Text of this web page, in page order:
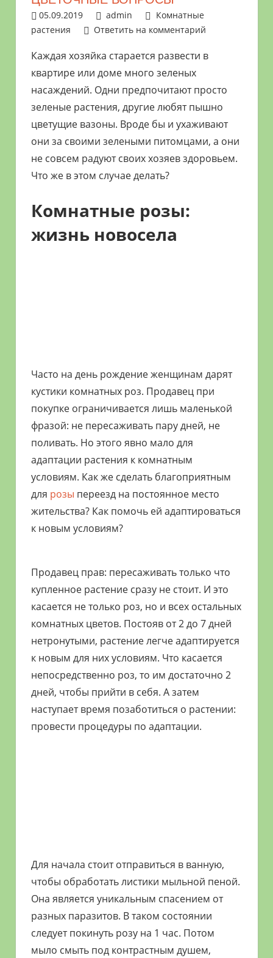
растениями
Поможем
обустройстве
дачного
участка
выращивании
богатого
05.09.2019 admin
Комнатные
растения
Ответить на комментарий
Каждая хозяйка старается развести в
квартире или доме много зеленых
насаждений. Одни предпочитают просто
зеленые растения, другие любят пышно
цветущие вазоны. Вроде бы и ухаживают
они за своими зелеными питомцами, а они
не совсем радуют своих хозяев здоровьем.
Что же в этом случае делать?
Комнатные розы:
жизнь новосела
Часто на день рождение женщинам дарят
кустики комнатных роз. Продавец при
покупке ограничивается лишь маленькой
фразой: не пересаживать пару дней, не
поливать. Но этого явно мало для
адаптации растения к комнатным
условиям. Как же сделать благоприятным
для розы переезд на постоянное место
жительства? Как помочь ей адаптироваться
к новым условиям?
Продавец прав: пересаживать только что
купленное растение сразу не стоит. И это
касается не только роз, но и всех остальных
комнатных цветов. Постояв от 2 до 7 дней
нетронутыми, растение легче адаптируется
к новым для них условиям. Что касается
непосредственно роз, то им достаточно 2
дней, чтобы прийти в себя. А затем
наступает время позаботиться о растении:
провести процедуры по адаптации.
Для начала стоит отправиться в ванную,
чтобы обработать листики мыльной пеной.
Она является уникальным спасением от
разных паразитов. В таком состоянии
следует покинуть розу на 1 час. Потом
мыло смыть под контрастным душем,